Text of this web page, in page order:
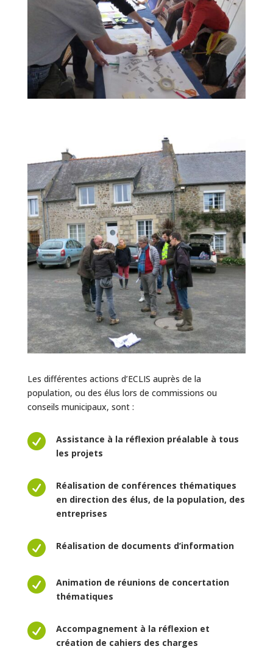
Les différentes actions d’ECLIS auprès de la
population, ou des élus lors de commissions ou
conseils municipaux, sont :

Assistance à la réflexion préalable à tous
les projets

Réalisation de conférences thématiques
en direction des élus, de la population, des
entreprises
 Réalisation de documents d’information

Animation de réunions de concertation
thématiques

Accompagnement à la réflexion et
création de cahiers des charges